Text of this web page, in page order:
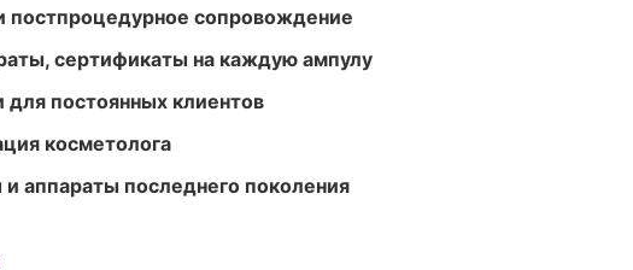
постпроцедурное сопровождение
сертификаты на каждую ампулу
для постоянных клиентов
косметолога
аппараты последнего поколения